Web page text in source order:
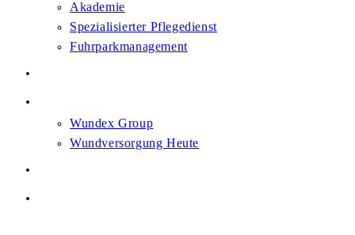
Akademie
Spezialisierter Pflegedienst
Fuhrparkmanagement
Wundex Group
Wundversorgung Heute